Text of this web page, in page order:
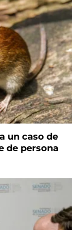
un caso de
de persona